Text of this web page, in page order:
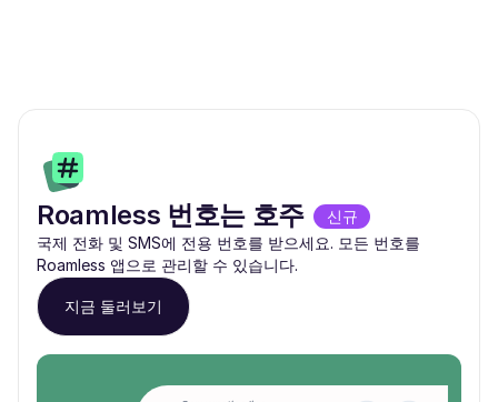
Roamless 번호는 호주
신규
국제 전화 및 SMS에 전용 번호를 받으세요. 모든 번호를
Roamless 앱으로 관리할 수 있습니다.
지금 둘러보기